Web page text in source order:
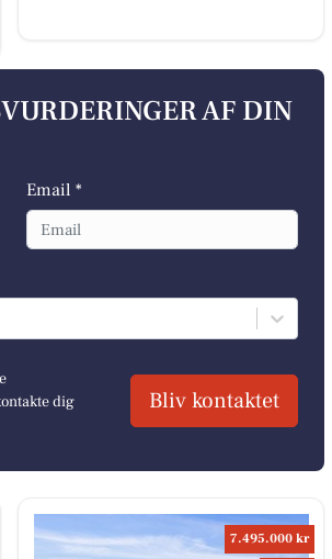
AF DIN
Email *
dig
Bliv kontaktet
7.495.000 kr